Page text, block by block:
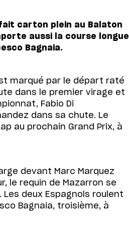
carton plein au Balaton
aussi la course longue
Bagnaia.
marqué par le départ raté
dans le premier virage et
Fabio Di
dans sa chute. Le
au prochain Grand Prix, à
devant Marc Marquez
le requin de Mazarron se
deux Espagnols roulent
Bagnaia, troisième, à